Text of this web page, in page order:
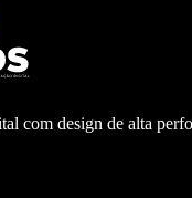
com design de alta